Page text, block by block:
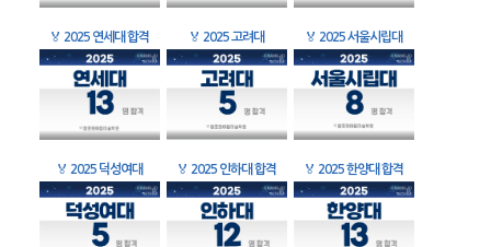
🏅 2025 연세대 합격 🏅 2025 고려대 🏅 2025 서울시립대
🏅 2025 덕성여대 🏅 2025 인하대 합격 🏅 2025 한양대 합격